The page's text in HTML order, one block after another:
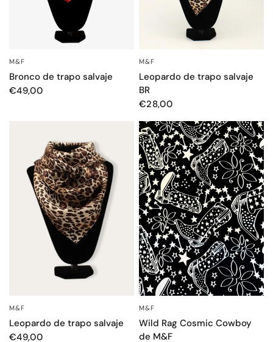
M&F
Bronco de trapo salvaje
€49,00
M&F
Leopardo de trapo salvaje
BR
€28,00
M&F
Leopardo de trapo salvaje
€49,00
M&F
Wild Rag Cosmic Cowboy
de M&F